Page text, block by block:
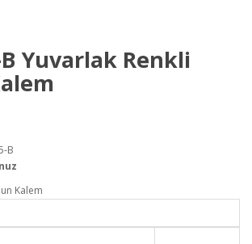
Yuvarlak Renkli
B
Kalem